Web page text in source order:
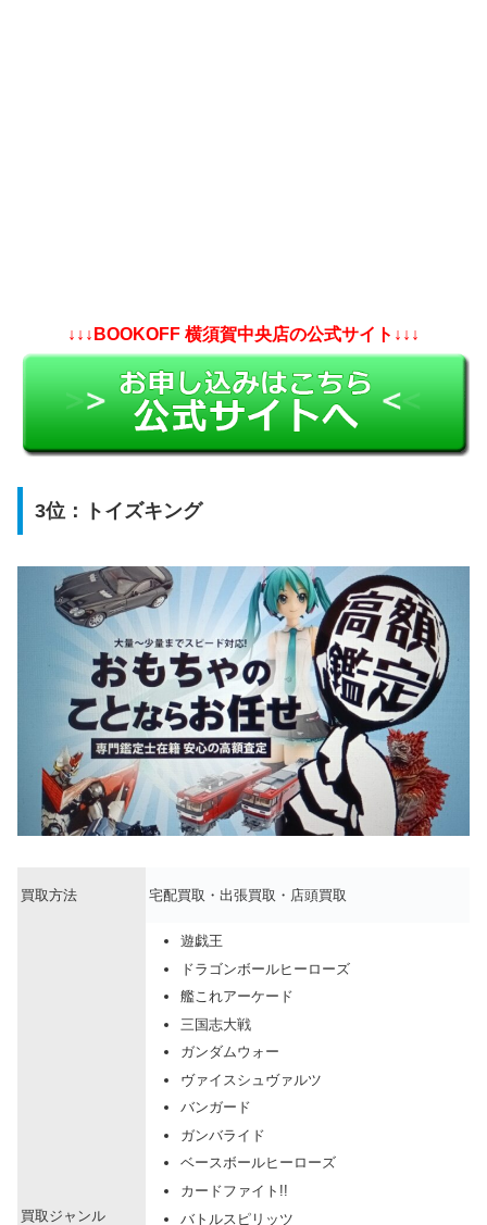
↓↓↓BOOKOFF 横須賀中央店の公式サイト↓↓↓
3位：トイズキング
買取方法 宅配買取・出張買取・店頭買取
買取ジャンル
遊戯王
ドラゴンボールヒーローズ
艦これアーケード
三国志大戦
ガンダムウォー
ヴァイスシュヴァルツ
バンガード
ガンバライド
ベースボールヒーローズ
カードファイト!!
バトルスピリッツ